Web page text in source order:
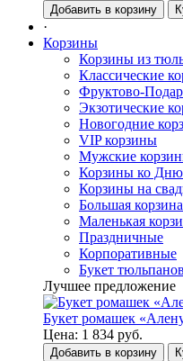
Добавить в корзину
·
Корзины
Корзины из
Классические
Фруктово-
Экзотические
Новогодние
VIP корзины
Мужские
Корзины ко
Корзины на
Большая
Маленькая
Праздничные
Корпоративные
Букет
Лучшее предложение
Букет ромашек
Цена: 1 834 руб.
Добавить в корзину